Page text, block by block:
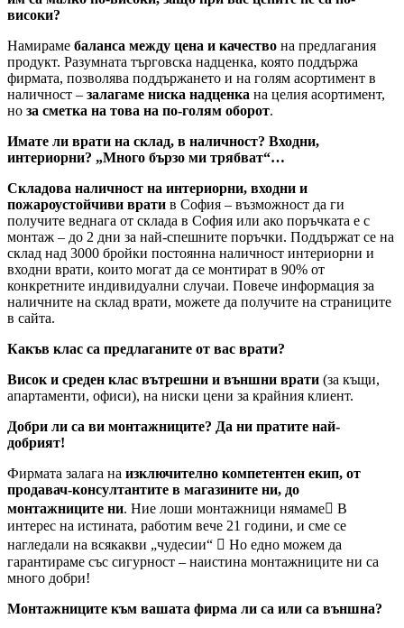
високи?
Намираме баланса между цена и качество на предлагания
продукт. Разумната търговска надценка, която поддържа
фирмата, позволява поддържането и на голям асортимент в
наличност – залагаме ниска надценка на целия асортимент,
но за сметка на това на по-голям оборот.
Имате ли врати на склад, в наличност? Входни,
интериорни? „Много бързо ми трябват“…
Складова наличност на интериорни, входни и
пожароустойчиви врати в София – възможност да ги
получите веднага от склада в София или ако поръчката е с
монтаж – до 2 дни за най-спешните поръчки. Поддържат се на
склад над 3000 бройки постоянна наличност интериорни и
входни врати, които могат да се монтират в 90% от
конкретните индивидуални случаи. Повече информация за
наличните на склад врати, можете да получите на страниците
в сайта.
Какъв клас са предлаганите от вас врати?
Висок и среден клас вътрешни и външни врати (за къщи,
апартаменти, офиси), на ниски цени за крайния клиент.
Добри ли са ви монтажниците? Да ни пратите най-
добрият!
Фирмата залага на изключително компетентен екип, от
продавач-консултантите в магазините ни, до
монтажниците ни. Ние лоши монтажници нямаме В
интерес на истината, работим вече 21 години, и сме се
нагледали на всякакви „чудесии“  Но едно можем да
гарантираме със сигурност – наистина монтажниците ни са
много добри!
Монтажниците към вашата фирма ли са или са външна?